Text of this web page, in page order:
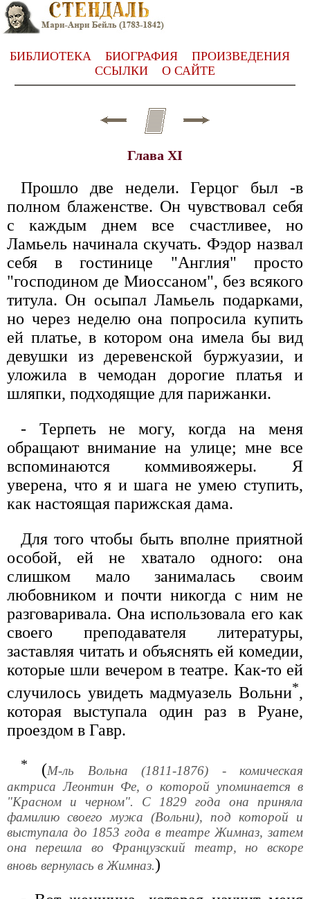
БИБЛИОТЕКА БИОГРАФИЯ
ПРОИЗВЕДЕНИЯ
ССЫЛКИ
О САЙТЕ
Глава XI
Прошло две недели. Герцог был -в
полном блаженстве. Он чувствовал себя
с каждым днем все счастливее, но
Ламьель начинала скучать. Фэдор назвал
себя в гостинице "Англия" просто
"господином де Миоссаном", без всякого
титула. Он осыпал Ламьель подарками,
но через неделю она попросила купить
ей платье, в котором она имела бы вид
девушки из деревенской буржуазии, и
уложила в чемодан дорогие платья и
шляпки, подходящие для парижанки.
- Терпеть не могу, когда на меня
обращают внимание на улице; мне все
вспоминаются коммивояжеры. Я
уверена, что я и шага не умею ступить,
как настоящая парижская дама.
Для того чтобы быть вполне приятной
особой, ей не хватало одного: она
слишком мало занималась своим
любовником и почти никогда с ним не
разговаривала. Она использовала его как
своего преподавателя литературы,
заставляя читать и объяснять ей комедии,
которые шли вечером в театре. Как-то ей
случилось увидеть мадмуазель Вольни*,
которая выступала один раз в Руане,
проездом в Гавр.
* (М-ль Вольна (1811-1876) - комическая
актриса Леонтин Фе, о которой упоминается в
"Красном и черном". С 1829 года она приняла
фамилию своего мужа (Вольни), под которой и
выступала до 1853 года в театре Жимназ, затем
она перешла во Французский театр, но вскоре
вновь вернулась в Жимназ.)